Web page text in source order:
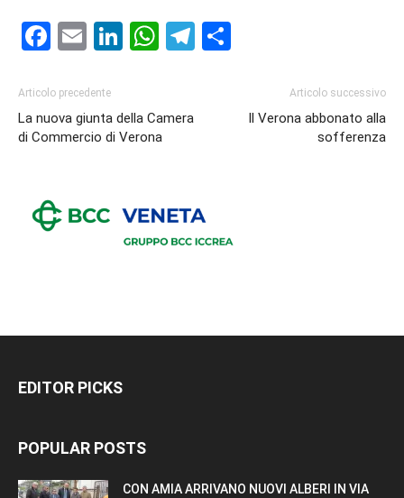
Facebook
EmailLinkedIn
WhatsApp
Telegram
Articolo precedente
La nuova giunta della Camera
di Commercio di Verona
Articolo successivo
Il Verona abbonato alla
sofferenza
EDITOR PICKS
POPULAR POSTS
CON AMIA ARRIVANO NUOVI ALBERI IN VIA